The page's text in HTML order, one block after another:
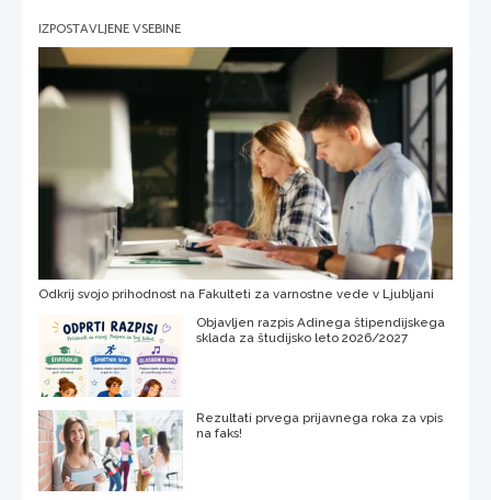
IZPOSTAVLJENE VSEBINE
Odkrij svojo prihodnost na Fakulteti za varnostne vede v Ljubljani
Objavljen razpis Adinega štipendijskega
sklada za študijsko leto 2026/2027
Rezultati prvega prijavnega roka za vpis
na faks!